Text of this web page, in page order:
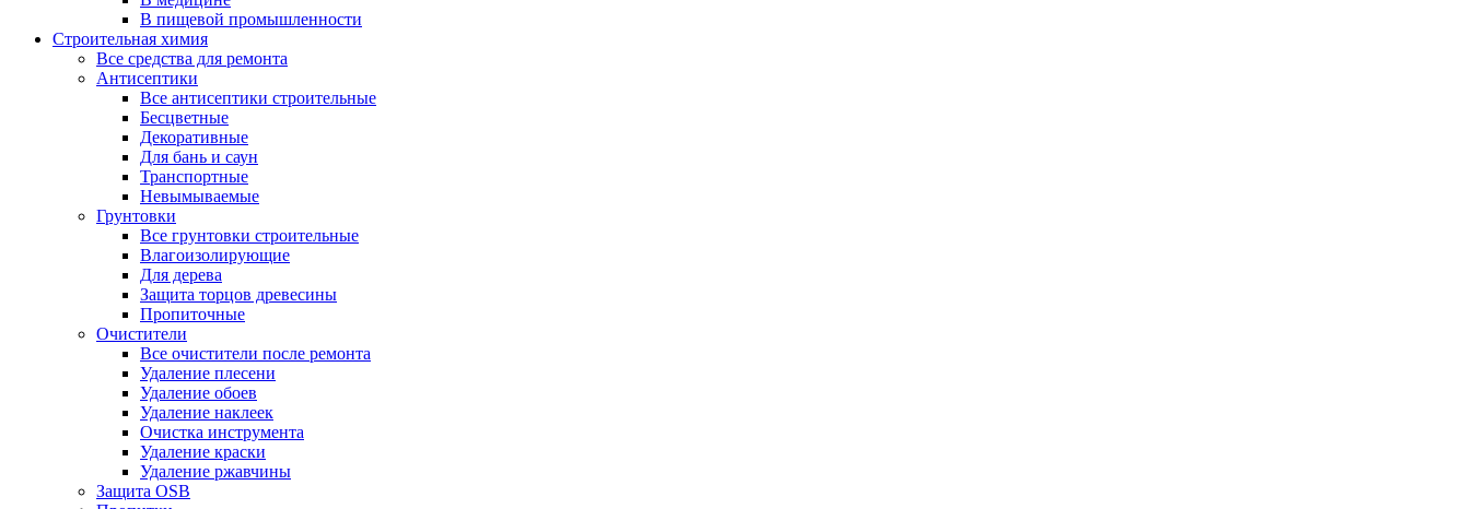
В пищевой промышленности
Строительная химия
Все средства для ремонта
Антисептики
Все антисептики строительные
Бесцветные
Декоративные
Для бань и саун
Транспортные
Невымываемые
Грунтовки
Все грунтовки строительные
Влагоизолирующие
Для дерева
Защита торцов древесины
Пропиточные
Очистители
Все очистители после ремонта
Удаление плесени
Удаление обоев
Удаление наклеек
Очистка инструмента
Удаление краски
Удаление ржавчины
Защита OSB